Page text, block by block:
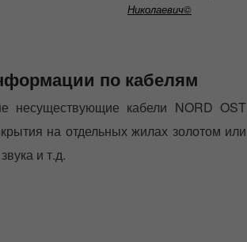
Николаевич©
по кабелям
несуществующие кабели NORD OST
на отдельных жилах золотом или
и т.д.